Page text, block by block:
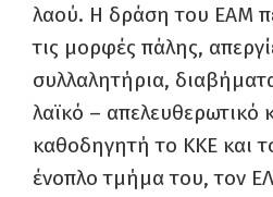
λαού. Η δράση του ΕΑΜ
τις μορφές πάλης,
συλλαλητήρια,
λαϊκό – απελευθερωτικό
καθοδηγητή το ΚΚΕ και
ένοπλο τμήμα του, τον